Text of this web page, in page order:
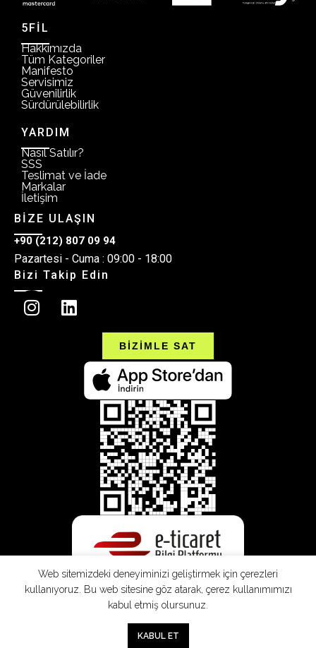
5FİL
Hakkımızda
Tüm Kategoriler
Manifesto
Servisimiz
Güvenilirlik
Sürdürülebilirlik
YARDIM
Nasıl Satılır?
SSS
Teslimat ve İade
Markalar
İletişim
BİZE ULAŞIN
+90 (212) 807 09 94
Pazartesi - Cuma : 09:00 - 18:00
Bizi Takip Edin
BİZİMLE SAT
Web sitemizdeki deneyiminizi geliştirmek için çerezleri
kullanıyoruz. Bu web sitesine göz atarak, çerez kullanımımızı
kabul etmiş olursunuz.
KABUL ET